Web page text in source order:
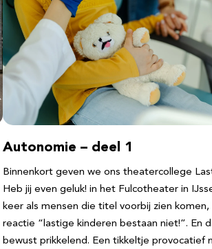
Autonomie – deel 1
Binnenkort geven we ons theatercollege
Heb jij even geluk! in het Fulcotheater in
keer als mensen die titel voorbij zien komen,
reactie “lastige kinderen bestaan niet!”. En
bewust prikkelend. Een tikkeltje provocatief